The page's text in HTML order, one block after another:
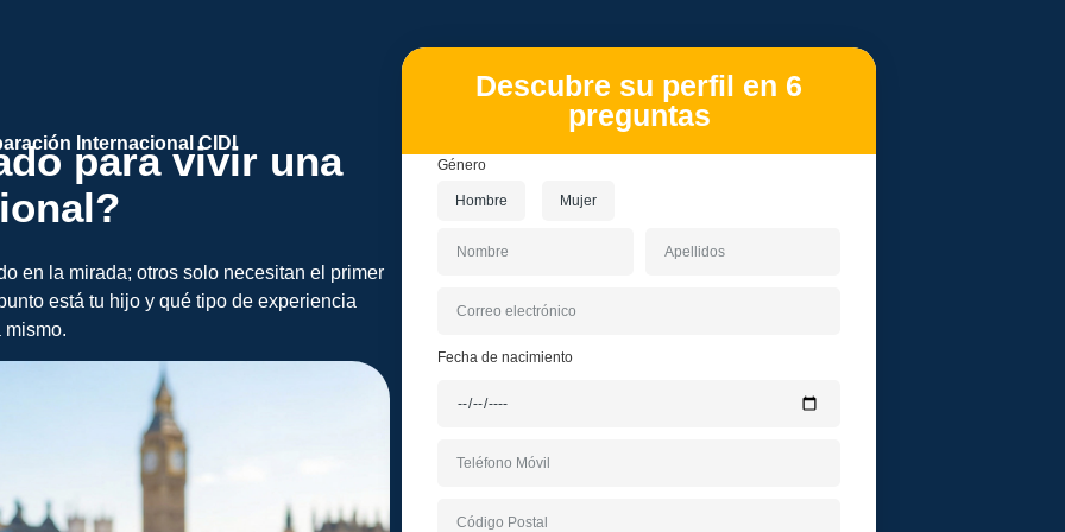
Internacional CIDI
para vivir una
en la mirada; otros solo necesitan el primer
está tu hijo y qué tipo de experiencia
mismo.
Descubre su perfil en 6
preguntas
Género
Hombre Mujer
Fecha de nacimiento